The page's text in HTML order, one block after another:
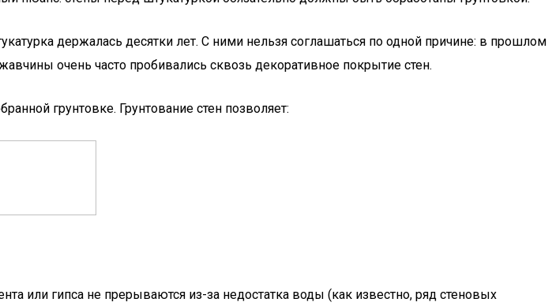
держалась десятки лет. С ними нельзя соглашаться по одной причине: в прошлом
очень часто пробивались сквозь декоративное покрытие стен.
грунтовке. Грунтование стен позволяет:
или гипса не прерываются из-за недостатка воды (как известно, ряд стеновых